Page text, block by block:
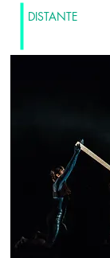
DISTANTE